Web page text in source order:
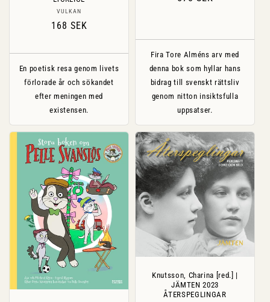
Säljare:
VULKAN
Ordinarie
168 SEK
En poetisk resa genom livets
förlorade år och sökandet
efter meningen med
existensen.
Fira Tore Alméns arv med
denna bok som hyllar hans
bidrag till svenskt rättsliv
genom nitton insiktsfulla
uppsatser.
Knutsson, Charina [red.] |
JÄMTEN 2023
ÅTERSPEGLINGAR